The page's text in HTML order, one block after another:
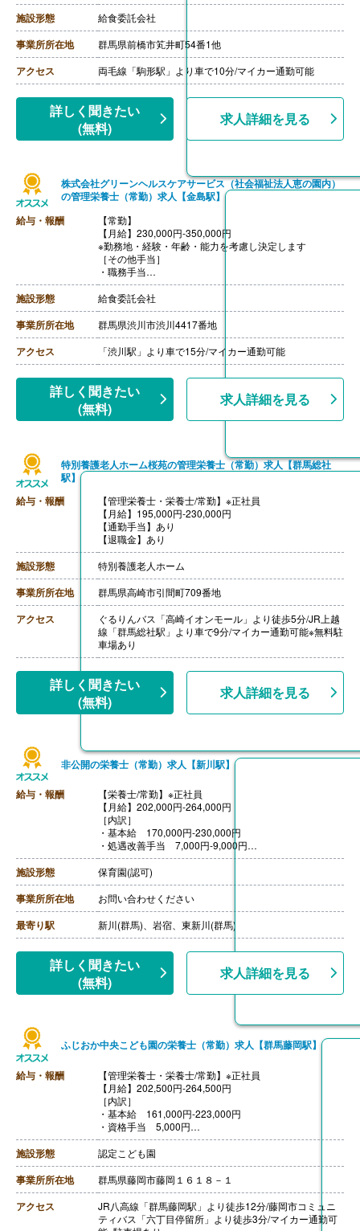
・食事手当
・年末年始手当
【賞与】年2回（7月、12月）※会社業績、各個人実績に
応じて決定（前年度実績 2.00ヶ月/年）
【通勤手当】あり（全額支給）
【退職金】なし
施設形態 給食委託会社
事業所所在地 群馬県前橋市笂井町54番1他
アクセス 両毛線「駒形駅」より車で10分/マイカー通勤可能
詳しく聞きたい
(無料)
求人詳細を見る
株式会社グリーンヘルスケアサービス（社会福祉法人恵の園内）
の管理栄養士（常勤）求人【金島駅】
給与・報酬
【常勤】
【月給】230,000円-350,000円
※勤務地・経験・年齢・能力を考慮し決定します
［その他手当］
・職務手当
・食事手当
・年末年始手当
【賞与】年2回（7月、12月）※会社業績、各個人実績に
応じて決定（前年度実績 2.00ヶ月/年）
【通勤手当】あり（全額支給）
【退職金】なし
施設形態 給食委託会社
事業所所在地 群馬県渋川市渋川4417番地
アクセス 「渋川駅」より車で15分/マイカー通勤可能
詳しく聞きたい
(無料)
求人詳細を見る
特別養護老人ホーム桜苑の管理栄養士（常勤）求人【群馬総社
駅】
給与・報酬
【管理栄養士・栄養士/常勤】※正社員
【月給】195,000円-230,000円
【通勤手当】あり
【退職金】あり
施設形態 特別養護老人ホーム
事業所所在地 群馬県高崎市引間町709番地
アクセス
ぐるりんバス「高崎イオンモール」より徒歩5分/JR上越
線「群馬総社駅」より車で9分/マイカー通勤可能※無料駐
車場あり
詳しく聞きたい
(無料)
求人詳細を見る
非公開の栄養士（常勤）求人【新川駅】
給与・報酬
【栄養士/常勤】※正社員
【月給】202,000円-264,000円
［内訳］
・基本給 170,000円‐230,000円
・処遇改善手当 7,000円‐9,000円
・みどり手当 20,000円
・職務手当 5,000円
［その他手当］
・住宅手当
・扶養手当
【賞与】年2回（計4.00ヶ月分）※前年度実績
【通勤手当】あり（上限9,800円/月）
【昇給】あり（1月あたり2,000円-4,000円）※前年度実
績
【退職金】あり※勤続1年以上、共済加入
施設形態 保育園(認可)
事業所所在地 お問い合わせください
最寄り駅 新川(群馬)、岩宿、東新川(群馬)
詳しく聞きたい
(無料)
求人詳細を見る
ふじおか中央こども園の栄養士（常勤）求人【群馬藤岡駅】
給与・報酬
【管理栄養士・栄養士/常勤】※正社員
【月給】202,500円-264,500円
［内訳］
・基本給 161,000円-223,000円
・資格手当 5,000円
・処遇1手当 10,000円
・処遇3手当 10,000円
・処遇改善手当 16,500円
【賞与】年2回（計2.00ヶ月分）※前年度実績
【通勤手当】あり（上限5,000円/月）
【昇給】あり（1月あたり0.00％-4.00％）※前年度実績
【退職金】あり※勤続1年以上、共済加入
施設形態 認定こども園
事業所所在地 群馬県藤岡市藤岡１６１８－１
アクセス
JR八高線「群馬藤岡駅」より徒歩12分/藤岡市コミュニ
ティバス「六丁目停留所」より徒歩3分/マイカー通勤可